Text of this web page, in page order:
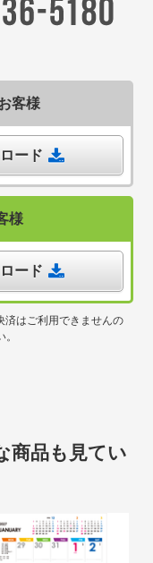
客様
ード
様
ード
はご利用できませんの
商品も見てい